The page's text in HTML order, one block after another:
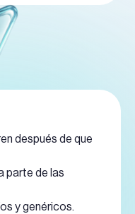
después de que
parte de las
y genéricos.